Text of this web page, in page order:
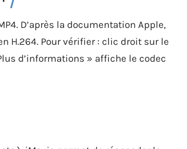
D’après la documentation Apple,
H.264. Pour vérifier : clic droit sur le
d’informations » affiche le codec